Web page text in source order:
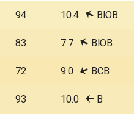
94 10.4 ВЮВ
83 7.7 ВЮВ
72 9.0 ВСВ
93 10.0 В